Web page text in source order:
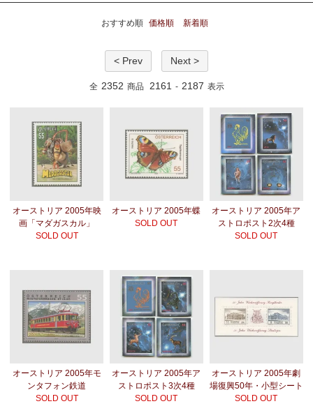
おすすめ順 価格順 新着順
< Prev Next >
全 2352 商品 2161 - 2187 表示
オーストリア 2005年映
画「マダガスカル」
SOLD OUT
オーストリア 2005年蝶
SOLD OUT
オーストリア 2005年ア
ストロポスト2次4種
SOLD OUT
オーストリア 2005年モ
ンタフォン鉄道
SOLD OUT
オーストリア 2005年ア
ストロポスト3次4種
SOLD OUT
オーストリア 2005年劇
場復興50年・小型シート
SOLD OUT